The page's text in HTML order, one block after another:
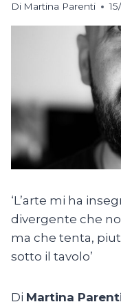
Di Martina Parenti
‘L’arte mi ha
divergente che
ma che tenta,
sotto il tavolo’
Di Martina